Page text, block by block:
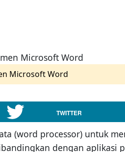
Microsoft Word
TWITTER
(word processor) untuk
dengan aplikasi